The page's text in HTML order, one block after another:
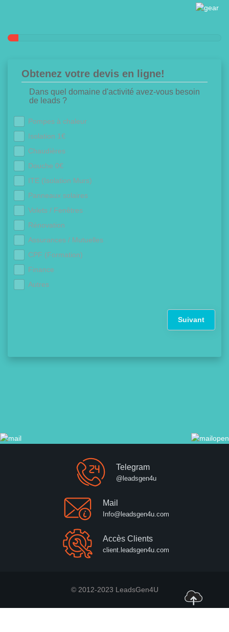
Obtenez votre devis en ligne!
Dans quel domaine d'activité avez-vous besoin
de leads ?
Pompes à chaleur
Isolation 1€
Chaudières
Douche 0€
ITE (Isolation Murs)
Panneaux solaires
Volets / Fenêtres
Rénovation
Assurances / Mutuelles
CPF (Formation)
Finance
Autres
Suivant
Telegram
@leadsgen4u
Mail
Info@leadsgen4u.com
Accès Clients
client.leadsgen4u.com
© 2012-2023 LeadsGen4U